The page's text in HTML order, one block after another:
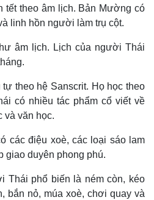
tết theo âm lịch. Bản Mường có
linh hồn người làm trụ cột.
âm lịch. Lịch của người Thái
theo hệ Sanscrit. Họ học theo
có nhiều tác phẩm cổ viết về
và văn học.
các điệu xoè, các loại sáo lam
giao duyên phong phú.
Thái phổ biến là ném còn, kéo
bắn nỏ, múa xoè, chơi quay và